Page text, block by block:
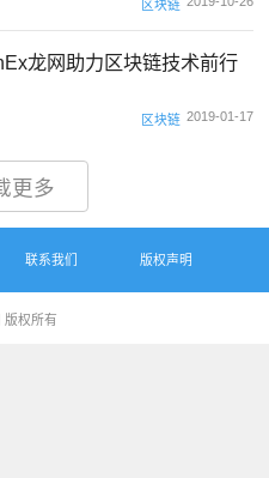
区块链
龙网助力区块链技术前行
区块链 2019-01-17
更多
联系我们 版权声明
版权所有